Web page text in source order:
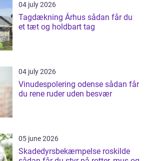
04 july 2026
Tagdækning Århus sådan får du
et tæt og holdbart tag
04 july 2026
Vinudespolering odense sådan får
du rene ruder uden besvær
05 june 2026
Skadedyrsbekæmpelse roskilde